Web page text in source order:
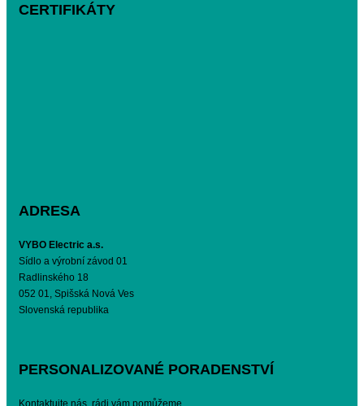
CERTIFIKÁTY
ADRESA
VYBO Electric a.s.
Sídlo a výrobní závod 01
Radlinského 18
052 01, Spišská Nová Ves
Slovenská republika
PERSONALIZOVANÉ PORADENSTVÍ